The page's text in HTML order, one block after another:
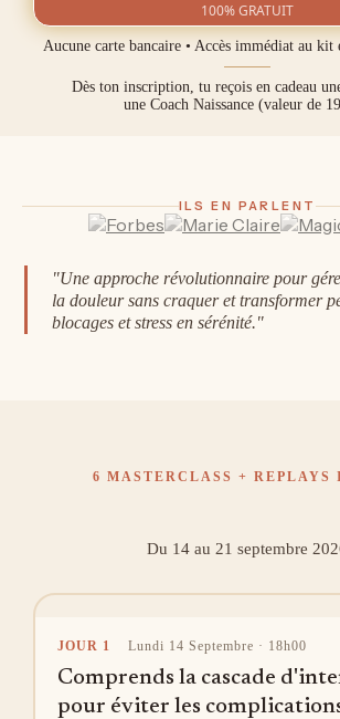
100% GRATUIT
Aucune carte bancaire • Accès immédiat au kit
Dès ton inscription, tu reçois en cadeau
une Coach Naissance (valeur de
ILS EN PARLENT
"Une approche révolutionnaire pour
la douleur sans craquer et transformer
blocages et stress en sérénité."
6 MASTERCLASS + REPLAYS
Du 14 au 21 septembre
JOUR 1 Lundi 14 Septembre · 18h00
Comprends la cascade
pour éviter les